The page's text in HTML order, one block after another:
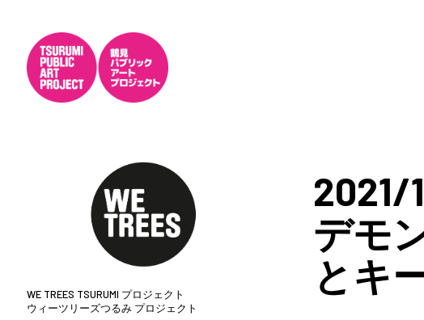
WE TREES TSURUMI プロジェクト
ウィーツリーズつるみ プロジェクト
2021/
デモ
とキ